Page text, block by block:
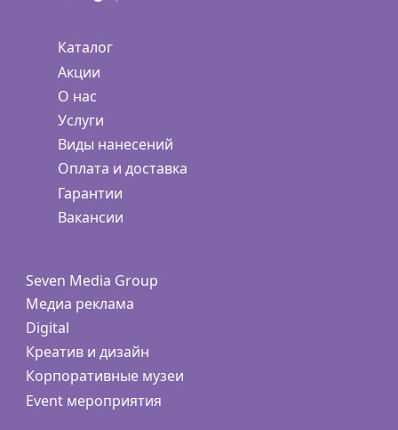
Каталог
Акции
О нас
Услуги
Виды нанесений
Оплата и доставка
Гарантии
Вакансии
Seven Media Group
Медиа реклама
Digital
Креатив и дизайн
Корпоративные музеи
Event мероприятия